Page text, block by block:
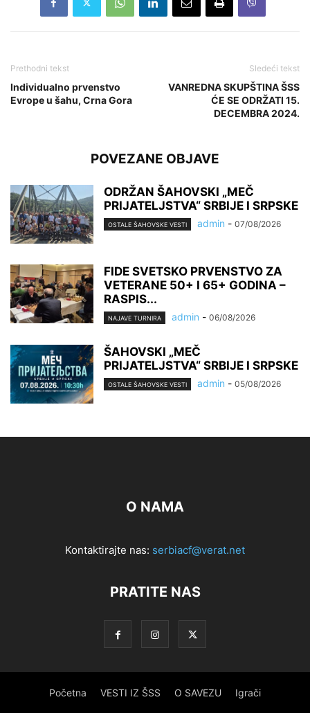
Prethodni tekst
Individualno prvenstvo
Evrope u šahu, Crna Gora
Sledeći tekst
VANREDNA SKUPŠTINA ŠSS
ĆE SE ODRŽATI 15.
DECEMBRA 2024.
POVEZANE OBJAVE
ODRŽAN ŠAHOVSKI „MEČ
PRIJATELJSTVA“ SRBIJE I SRPSKE
OSTALE ŠAHOVSKE VESTI admin - 07/08/2026
FIDE SVETSKO PRVENSTVO ZA
VETERANE 50+ I 65+ GODINA –
RASPIS...
NAJAVE TURNIRA admin - 06/08/2026
ŠAHOVSKI „MEČ
PRIJATELJSTVA“ SRBIJE I SRPSKE
OSTALE ŠAHOVSKE VESTI admin - 05/08/2026
O NAMA
Kontaktirajte nas: serbiacf@verat.net
PRATITE NAS
Početna VESTI IZ ŠSS O SAVEZU Igrači